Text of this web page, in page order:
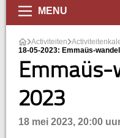
MENU
Activiteiten
18-05-2023: Emmaüs-
2023
18 mei 2023, 20:00